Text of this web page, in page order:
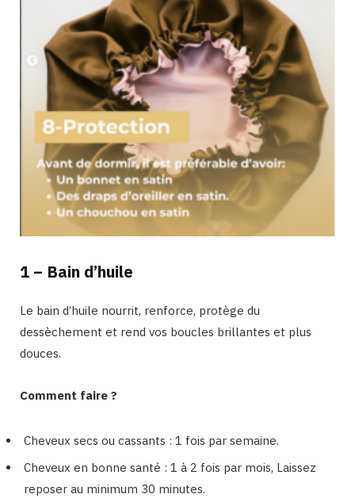
1 – Bain d’huile
Le bain d’huile nourrit, renforce, protège du
dessèchement et rend vos boucles brillantes et plus
douces.
Comment faire ?
Cheveux secs ou cassants : 1 fois par semaine.
Cheveux en bonne santé : 1 à 2 fois par mois, Laissez
reposer au minimum 30 minutes.